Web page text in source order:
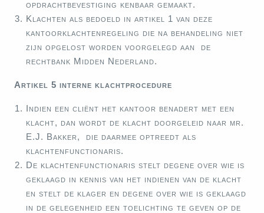
opdrachtbevestiging kenbaar gemaakt.
Klachten als bedoeld in artikel 1 van deze
kantoorklachtenregeling die na behandeling niet
zijn opgelost worden voorgelegd aan de
rechtbank Midden Nederland.
Artikel 5 interne klachtprocedure
Indien een cliënt het kantoor benadert met een
klacht, dan wordt de klacht doorgeleid naar mr.
E.J. Bakker, die daarmee optreedt als
klachtenfunctionaris.
De klachtenfunctionaris stelt degene over wie is
geklaagd in kennis van het indienen van de klacht
en stelt de klager en degene over wie is geklaagd
in de gelegenheid een toelichting te geven op de